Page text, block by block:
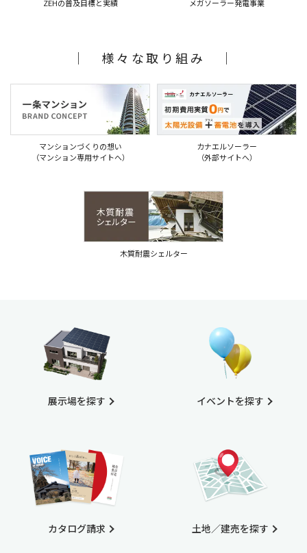
ZEHの普及目標と実績 メガソーラー発電事業
｜ 様々な取り組み ｜
マンションづくりの想い
（マンション専用サイトへ）
カナエルソーラー
（外部サイトへ）
木質耐震シェルター
展示場を探す
カタログ請求
イベントを探す
土地／建売を探す